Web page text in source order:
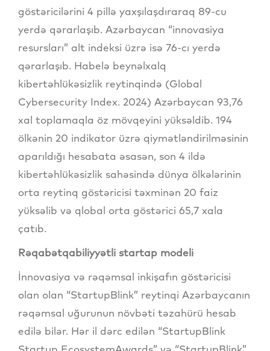
göstəricilərini 4 pillə yaxşılaşdıraraq 89-cu
yerdə qərarlaşıb. Azərbaycan “innovasiya
resursları” alt indeksi üzrə isə 76-cı yerdə
qərarlaşıb. Habelə beynəlxalq
kibertəhlükəsizlik reytinqində (Global
Cybersecurity Index. 2024) Azərbaycan 93,76
xal toplamaqla öz mövqeyini yüksəldib. 194
ölkənin 20 indikator üzrə qiymətləndirilməsinin
aparıldığı hesabata əsasən, son 4 ildə
kibertəhlükəsizlik sahəsində dünya ölkələrinin
orta reytinq göstəricisi təxminən 20 faiz
yüksəlib və qlobal orta göstərici 65,7 xala
çatıb.
Rəqabətqabiliyyətli startap modeli
İnnovasiya və rəqəmsal inkişafın göstəricisi
olan olan “StartupBlink” reytinqi Azərbaycanın
rəqəmsal uğurunun növbəti təzahürü hesab
edilə bilər. Hər il dərc edilən “StartupBlink